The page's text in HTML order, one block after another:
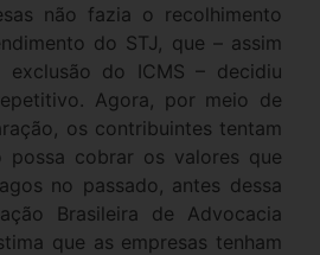
não fazia o recolhimento
do STJ, que – assim
do ICMS – decidiu
Agora, por meio de
os contribuintes tentam
possa cobrar os valores que
no passado, antes dessa
Brasileira de Advocacia
que as empresas tenham